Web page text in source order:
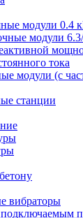
модули 0.4
модули
тока
модули (с
станции
вибраторы